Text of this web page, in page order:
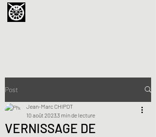
Post
VERNISSAGE DE
Jean-Marc CHIPOT
10 août 20233 min de lecture